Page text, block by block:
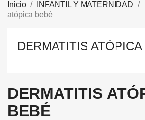
Inicio INFANTIL Y MATERNIDAD
atópica bebé
DERMATITIS ATÓPICA
DERMATITIS
BEBÉ